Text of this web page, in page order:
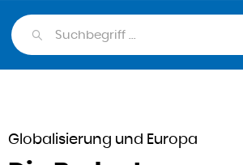
Suchen
Globalisierung und Europa